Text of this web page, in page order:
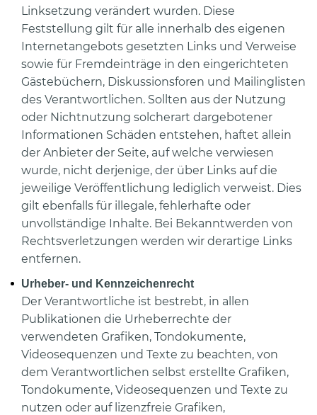
Linksetzung verändert wurden. Diese
Feststellung gilt für alle innerhalb des eigenen
Internetangebots gesetzten Links und Verweise
sowie für Fremdeinträge in den eingerichteten
Gästebüchern, Diskussionsforen und Mailinglisten
des Verantwortlichen. Sollten aus der Nutzung
oder Nichtnutzung solcherart dargebotener
Informationen Schäden entstehen, haftet allein
der Anbieter der Seite, auf welche verwiesen
wurde, nicht derjenige, der über Links auf die
jeweilige Veröffentlichung lediglich verweist. Dies
gilt ebenfalls für illegale, fehlerhafte oder
unvollständige Inhalte. Bei Bekanntwerden von
Rechtsverletzungen werden wir derartige Links
entfernen.
Urheber- und Kennzeichenrecht
Der Verantwortliche ist bestrebt, in allen
Publikationen die Urheberrechte der
verwendeten Grafiken, Tondokumente,
Videosequenzen und Texte zu beachten, von
dem Verantwortlichen selbst erstellte Grafiken,
Tondokumente, Videosequenzen und Texte zu
nutzen oder auf lizenzfreie Grafiken,